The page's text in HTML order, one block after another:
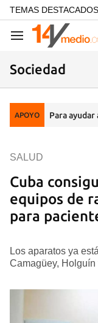
common.go-to-content
TEMAS DESTACADOS
Navegación
Sociedad
APOYO Para
Cuba
equipos de
para
SALUD
Los aparatos ya
Camagüey,